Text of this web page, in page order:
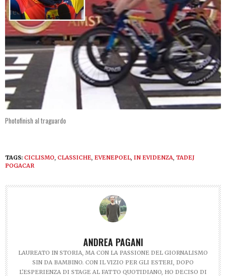
Photofinish al traguardo
TAGS: CICLISMO CLASSICHE EVENEPOEL IN EVIDENZA TADEJ
POGACAR
ANDREA PAGANI
LAUREATO IN STORIA, MA CON LA PASSIONE DEL GIORNALISMO
SIN DA BAMBINO. CON IL VIZIO PER GLI ESTERI, DOPO
L'ESPERIENZA DI STAGE AL FATTO QUOTIDIANO, HO DECISO DI